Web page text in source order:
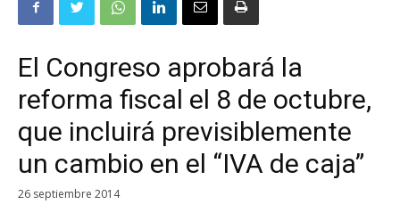
El Congreso aprobará la
reforma fiscal el 8 de octubre,
que incluirá previsiblemente
un cambio en el “IVA de caja”
26 septiembre 2014